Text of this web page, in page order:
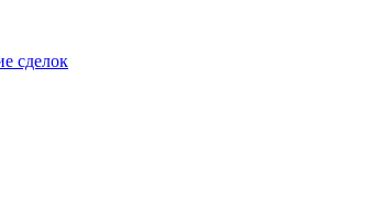
сделок